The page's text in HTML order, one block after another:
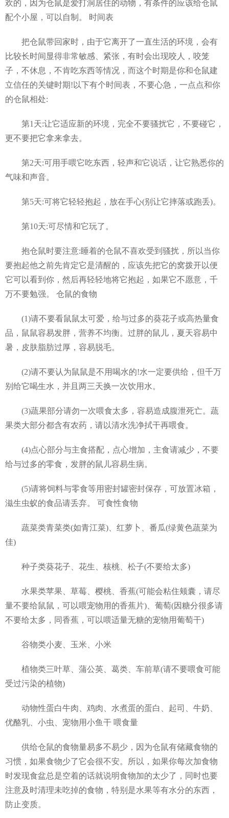
欢的，因为仓鼠是爱打洞居住的动物，有条件的应该给仓鼠
配个小屋，可以自制。 时间表
把仓鼠带回家时，由于它离开了一直生活的环境，会有
比较长时间显得非常敏感、紧张，有时会出现咬人，咬笼
子，不休息，不肯吃东西等情况，而这个时期是你和仓鼠建
立信任的关键时期!以下有个时间表，不要心急，一点点和你
的仓鼠相处:
第1天:让它适应新的环境，完全不要骚扰它，不要碰它，
更不要把它拿来拿去。
第2天:可用手喂它吃东西，轻声和它说话，让它熟悉你的
气味和声音。
第5天:可将它轻轻抱起，放在手心(别让它摔落或跑丢)。
第10天:可尽情和它玩了。
抱仓鼠时要注意:睡着的仓鼠不喜欢受到骚扰，所以当你
要抱起他之前先肯定它是清醒的，应该先把它的窝拨开以便
它可以看到你，然后再轻轻地将它抱起，如果它不愿意，千
万不要勉强。 仓鼠的食物
(1)请不要看鼠鼠太可爱，给与过多的葵花子或高热量食
品，鼠鼠容易发胖，营养不均衡。过胖的鼠儿，夏天容易中
暑，皮肤脂肪过厚，容易脱毛。
(2)请不要认为鼠鼠是不用喝水的!水一定要供给，但千万
别给它喝生水，并且两三天换一次饮用水。
(3)蔬果部分请勿一次喂食太多，容易造成腹泄死亡。蔬
果类大部分都含有农药，请以清水洗净拭干再喂食。
(4)点心部分与主食搭配，点心增加，主食请减少，不要
给与过多的零食，发胖的鼠儿容易生病。
(5)请将饲料与零食等用密封罐密封保存，可放置冰箱，
滋生虫蚁的食品请丢弃。 可食性食物
蔬菜类青菜类(如青江菜)、红萝卜、番瓜(绿黄色蔬菜为
佳)
种子类葵花子、花生、核桃、松子(不要给太多)
水果类苹果、草莓、樱桃、香蕉(可能会粘住颊囊，请尽
量不要给鼠鼠，可以喂宠物用的香蕉片)、葡萄(因糖分很多请
不要给太多，同香蕉，可以喂适量无糖的宠物用葡萄干)
谷物类小麦、玉米、小米
植物类三叶草、蒲公英、葛类、车前草(请不要喂食可能
受过污染的植物)
动物性蛋白牛肉、鸡肉、水煮蛋的蛋白、起司、牛奶、
优酪乳、小虫、宠物用小鱼干 喂食量
供给仓鼠的食物量易多不易少，因为仓鼠有储藏食物的
习惯，如果食物少了它会很不安。所以，如果你每次加食物
时发现食盆总是空着的话就说明食物加的太少了，同时也要
注意及时清理未吃掉的食物，特别是水果等有水分的东西，
防止变质。